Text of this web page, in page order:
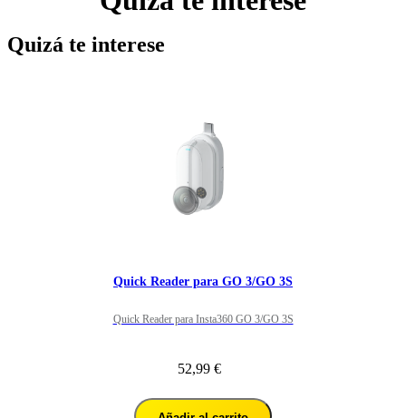
Quizá te interese
Quick Reader para GO 3/GO 3S
Quick Reader para Insta360 GO 3/GO 3S
52,99 €